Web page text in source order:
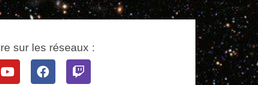
sur les réseaux :
YoutubeFacebookTwitch